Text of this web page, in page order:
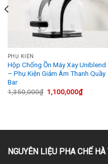
PHỤ KIỆN
Hộp Chống Ồn Máy Xay Uniblend
– Phụ Kiện Giảm Âm Thanh Quầy
Bar
1,350,000₫ Giá
gốc
1,100,000₫Giá
hiện
NGUYÊN LIỆU PHA CHẾ HÀ